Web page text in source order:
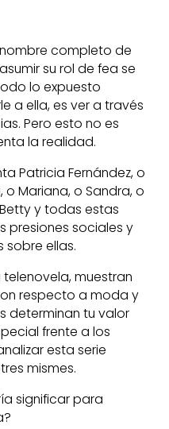
nombre completo de
su rol de fea se
lo expuesto
a ella, es ver a través
Pero esto no es
la realidad.
Patricia Fernández, o
o Mariana, o Sandra, o
y todas estas
presiones sociales y
sobre ellas.
muestran
respecto a moda y
determinan tu valor
frente a los
esta serie
mismes.
significar para